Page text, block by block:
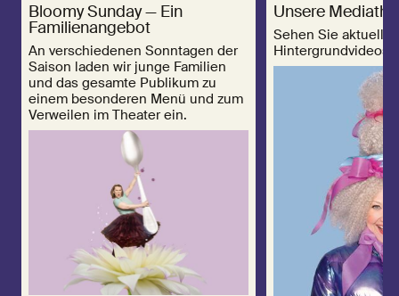
Bloomy Sunday — Ein
Familienangebot
An verschiedenen Sonntagen der
Saison laden wir junge Familien
und das gesamte Publikum zu
einem besonderen Menü und zum
Verweilen im Theater ein.
Unsere
Sehen Sie aktuelle
Hintergrundvideos!